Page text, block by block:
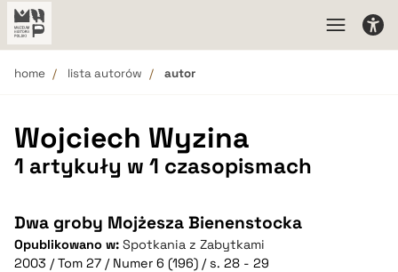
home lista autorów autor
Wojciech Wyzina
1 artykuły w 1 czasopismach
Dwa groby Mojżesza Bienenstocka
Opublikowano w: Spotkania z Zabytkami
2003 / Tom 27 / Numer 6 (196) / s. 28 - 29